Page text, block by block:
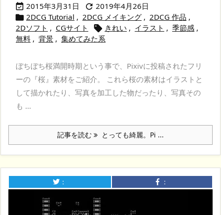
 2015年3月31日  2019年4月26日
 2DCG Tutorial , 2DCG メイキング , 2DCG 作品 ,
2Dソフト , CGサイト  きれい , イラスト , 季節感 ,
無料 , 背景 , 集めてみた系
ぼちぼち桜満開時期という事で、Pixivに投稿されたフリ
ーの『桜』素材をご紹介。 これら桜の素材はイラストと
して描かれたり、写真を加工した物だったり、写真その
も ...
記事を読む とっても綺麗。Pi ...
： ：